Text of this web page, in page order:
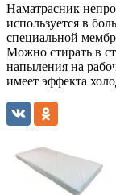
Наматрасник
используется в
специальной
Можно стирать в
напыления на
имеет эффекта